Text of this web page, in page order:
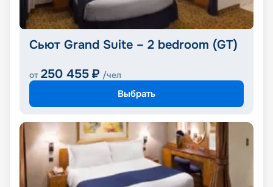
Сьют Grand Suite – 2 bedroom (GT)
от 250 455 ₽ /чел
Выбрать